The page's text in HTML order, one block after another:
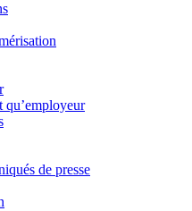
qu’employeur
de presse